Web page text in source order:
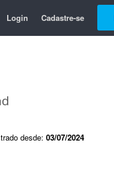
Login Cadastre-se
desde: 03/07/2024